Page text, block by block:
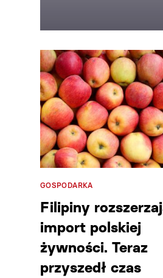
GOSPODARKA
Filipiny
import polskiej
żywności. Teraz
przyszedł czas